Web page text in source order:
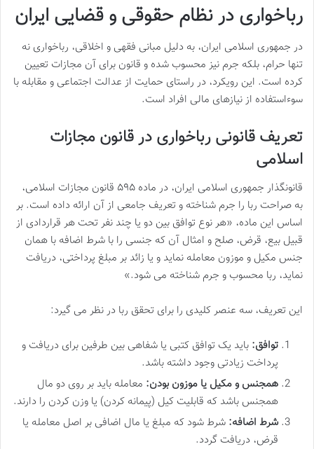
رباخواری در نظام حقوقی و قضایی ایران
در جمهوری اسلامی ایران، به دلیل مبانی فقهی و اخلاقی، رباخواری نه
تنها حرام، بلکه جرم نیز محسوب شده و قانون برای آن مجازات تعیین
کرده است. این رویکرد، در راستای حمایت از عدالت اجتماعی و مقابله با
سوءاستفاده از نیازهای مالی افراد است.
تعریف قانونی رباخواری در قانون مجازات
اسلامی
قانونگذار جمهوری اسلامی ایران، در ماده ۵۹۵ قانون مجازات اسلامی،
به صراحت ربا را جرم شناخته و تعریف جامعی از آن ارائه داده است. بر
اساس این ماده، «هر نوع توافق بین دو یا چند نفر تحت هر قراردادی از
قبیل بیع، قرض، صلح و امثال آن که جنسی را با شرط اضافه با همان
جنس مکیل و موزون معامله نماید و یا زائد بر مبلغ پرداختی، دریافت
نماید، ربا محسوب و جرم شناخته می شود.»
این تعریف، سه عنصر کلیدی را برای تحقق ربا در نظر می گیرد:
توافق: باید یک توافق کتبی یا شفاهی بین طرفین برای دریافت و
پرداخت زیادتی وجود داشته باشد.
همجنس و مکیل یا موزون بودن: معامله باید بر روی دو مال
همجنس باشد که قابلیت کیل (پیمانه کردن) یا وزن کردن را دارند.
شرط اضافه: شرط شود که مبلغ یا مال اضافی بر اصل معامله یا
قرض، دریافت گردد.